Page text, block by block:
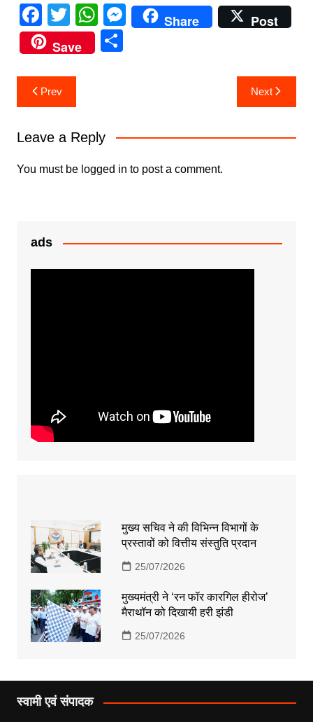
F
a
c
e
b
o
k
T
w
itt
er
W
h
at
p
p
M
e
er
Share
Post
Save
S
Post
navigation
Prev Next
Leave a Reply
You must be logged in to post a comment.
ads
मुख्य सचिव ने की विभिन्न विभागों के
प्रस्तावों को वित्तीय संस्तुति प्रदान
25/07/2026
मुख्यमंत्री ने ‘रन फॉर कारगिल हीरोज’
मैराथॉन को दिखायी हरी झंडी
25/07/2026
स्वामी एवं संपादक